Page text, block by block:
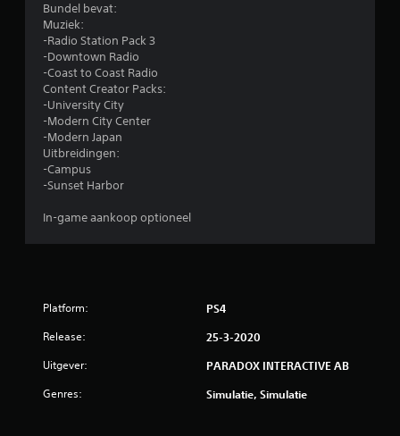
Bundel bevat:
Muziek:
-Radio Station Pack 3
-Downtown Radio
-Coast to Coast Radio
Content Creator Packs:
-University City
-Modern City Center
-Modern Japan
Uitbreidingen:
-Campus
-Sunset Harbor
In-game aankoop optioneel
Platform: PS4
Release: 25-3-2020
Uitgever: PARADOX INTERACTIVE AB
Genres: Simulatie, Simulatie